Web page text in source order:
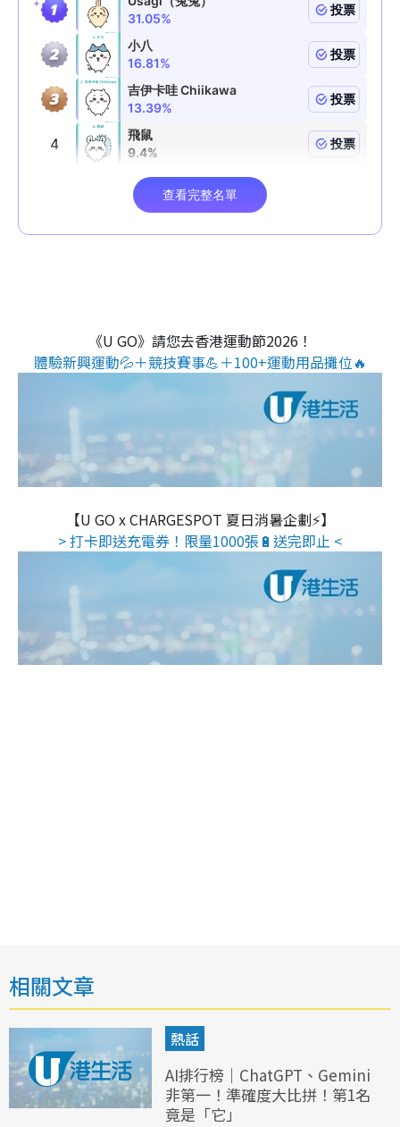
《U GO》請您去香港運動節2026！
體驗新興運動💦＋競技賽事💪＋100+運動用品攤位🔥
【U GO x CHARGESPOT 夏日消暑企劃⚡】
> 打卡即送充電券！限量1000張🔋送完即止 <
相關文章
熱話
AI排行榜｜ChatGPT、Gemini
非第一！準確度大比拼！第1名
竟是「它」